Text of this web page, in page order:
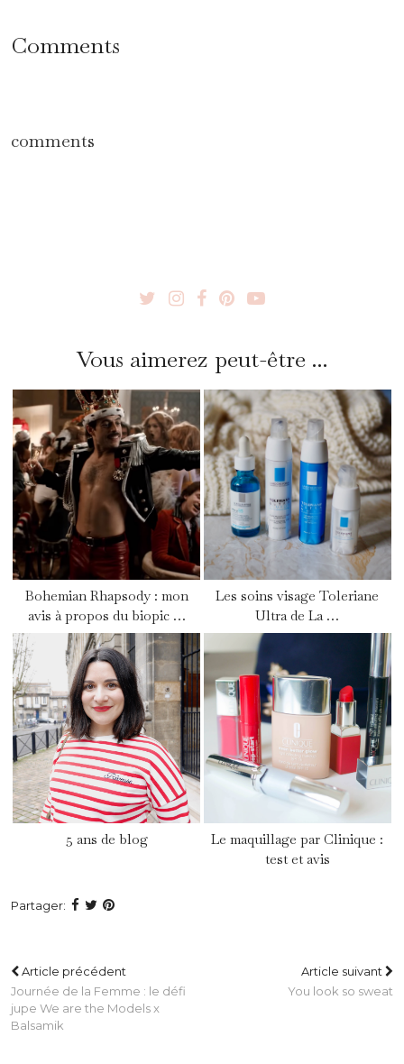
Comments
comments
Vous aimerez peut-être ...
Bohemian Rhapsody : mon
avis à propos du biopic …
Les soins visage Toleriane
Ultra de La …
5 ans de blog
Le maquillage par Clinique :
test et avis
Partager:
Article précédent
Journée de la Femme : le défi
jupe We are the Models x
Balsamik
Article suivant
You look so sweat